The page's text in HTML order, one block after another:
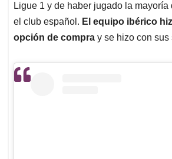
Ligue 1 y de haber jugado la
el club español. El equipo ibérico
opción de compra y se hizo con sus